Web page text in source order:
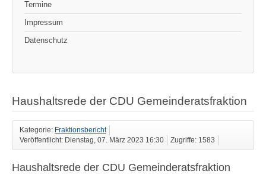
Termine
Impressum
Datenschutz
Haushaltsrede der CDU Gemeinderatsfraktion
Kategorie: Fraktionsbericht
Veröffentlicht: Dienstag, 07. März 2023 16:30
Zugriffe: 1583
Haushaltsrede der CDU Gemeinderatsfraktion